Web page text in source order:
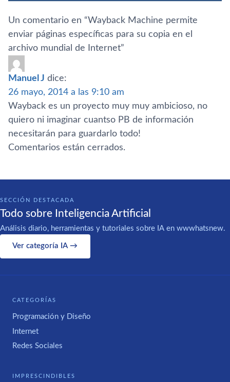
Un comentario en “Wayback Machine permite
enviar páginas especí­ficas para su copia en el
archivo mundial de Internet”
Manuel J dice:
26 mayo, 2014 a las 9:10 am
Wayback es un proyecto muy muy ambicioso, no
quiero ni imaginar cuantso PB de información
necesitarán para guardarlo todo!
Comentarios están cerrados.
SECCIÓN DESTACADA
Todo sobre Inteligencia Artificial
Análisis diario, herramientas y tutoriales sobre IA en wwwhatsnew.
Ver categoría IA →
CATEGORÍAS
Programación y Diseño
Internet
Redes Sociales
IMPRESCINDIBLES